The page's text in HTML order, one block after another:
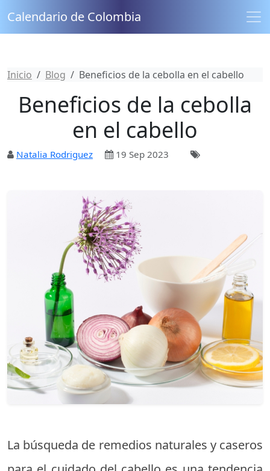
Calendario de Colombia
Inicio Blog Beneficios de la cebolla en el cabello
Beneficios de la cebolla
en el cabello
Natalia Rodriguez 19 Sep 2023
La búsqueda de remedios naturales y caseros